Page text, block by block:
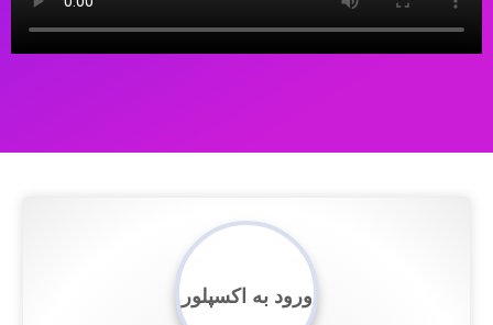
ورود به اکسپلور